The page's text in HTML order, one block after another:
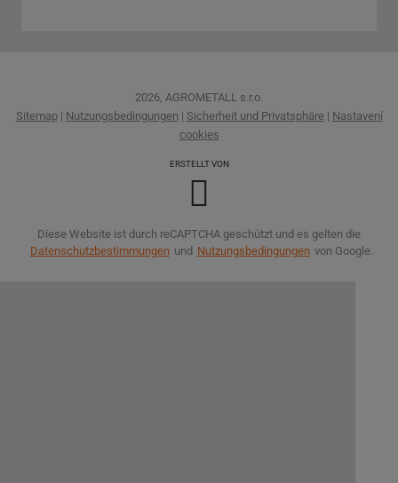
2026, AGROMETALL s.r.o.
Sitemap | Nutzungsbedingungen | Sicherheit und Privatsphäre | Nastavení
cookies
ERSTELLT VON
Diese Website ist durch reCAPTCHA geschützt und es gelten die
Datenschutzbestimmungen und Nutzungsbedingungen von Google.